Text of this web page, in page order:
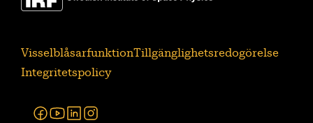
VisselblåsarfunktionTillgänglighetsredogörelse
Integritetspolicy
Facebook
Youtube
Linkedin